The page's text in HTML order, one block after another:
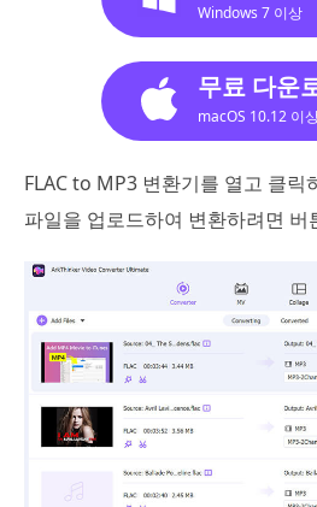
Windows 7 이상
무료 다운
macOS 10.12 이
FLAC to MP3 변환기를 열고 클릭
파일을 업로드하여 변환하려면 버